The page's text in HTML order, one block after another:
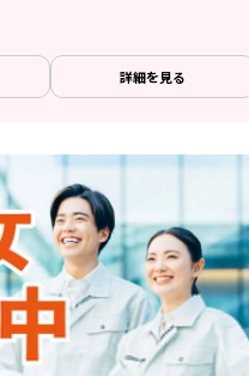
詳細を見る